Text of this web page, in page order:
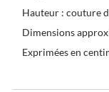
Hauteur : couture
Dimensions
Exprimées en